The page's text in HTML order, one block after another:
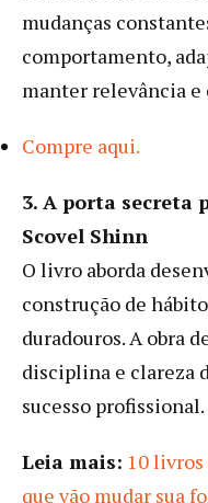
mudanças
comportamento,
manter relevância
Compre aqui.
3. A porta secreta
Scovel Shinn
O livro aborda
construção de
duradouros. A obra
disciplina e clareza
sucesso profissional.
Leia mais: 10
que vão mudar sua